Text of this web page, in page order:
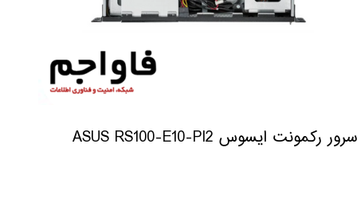
سرور رکمونت ایسوس ASUS RS100-E10-PI2